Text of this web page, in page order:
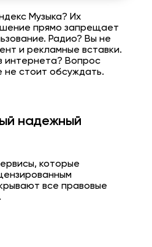
Музыка? Их
прямо запрещает
Радио? Вы не
и рекламные вставки.
интернета? Вопрос
не стоит обсуждать.
надежный
которые
все правовые